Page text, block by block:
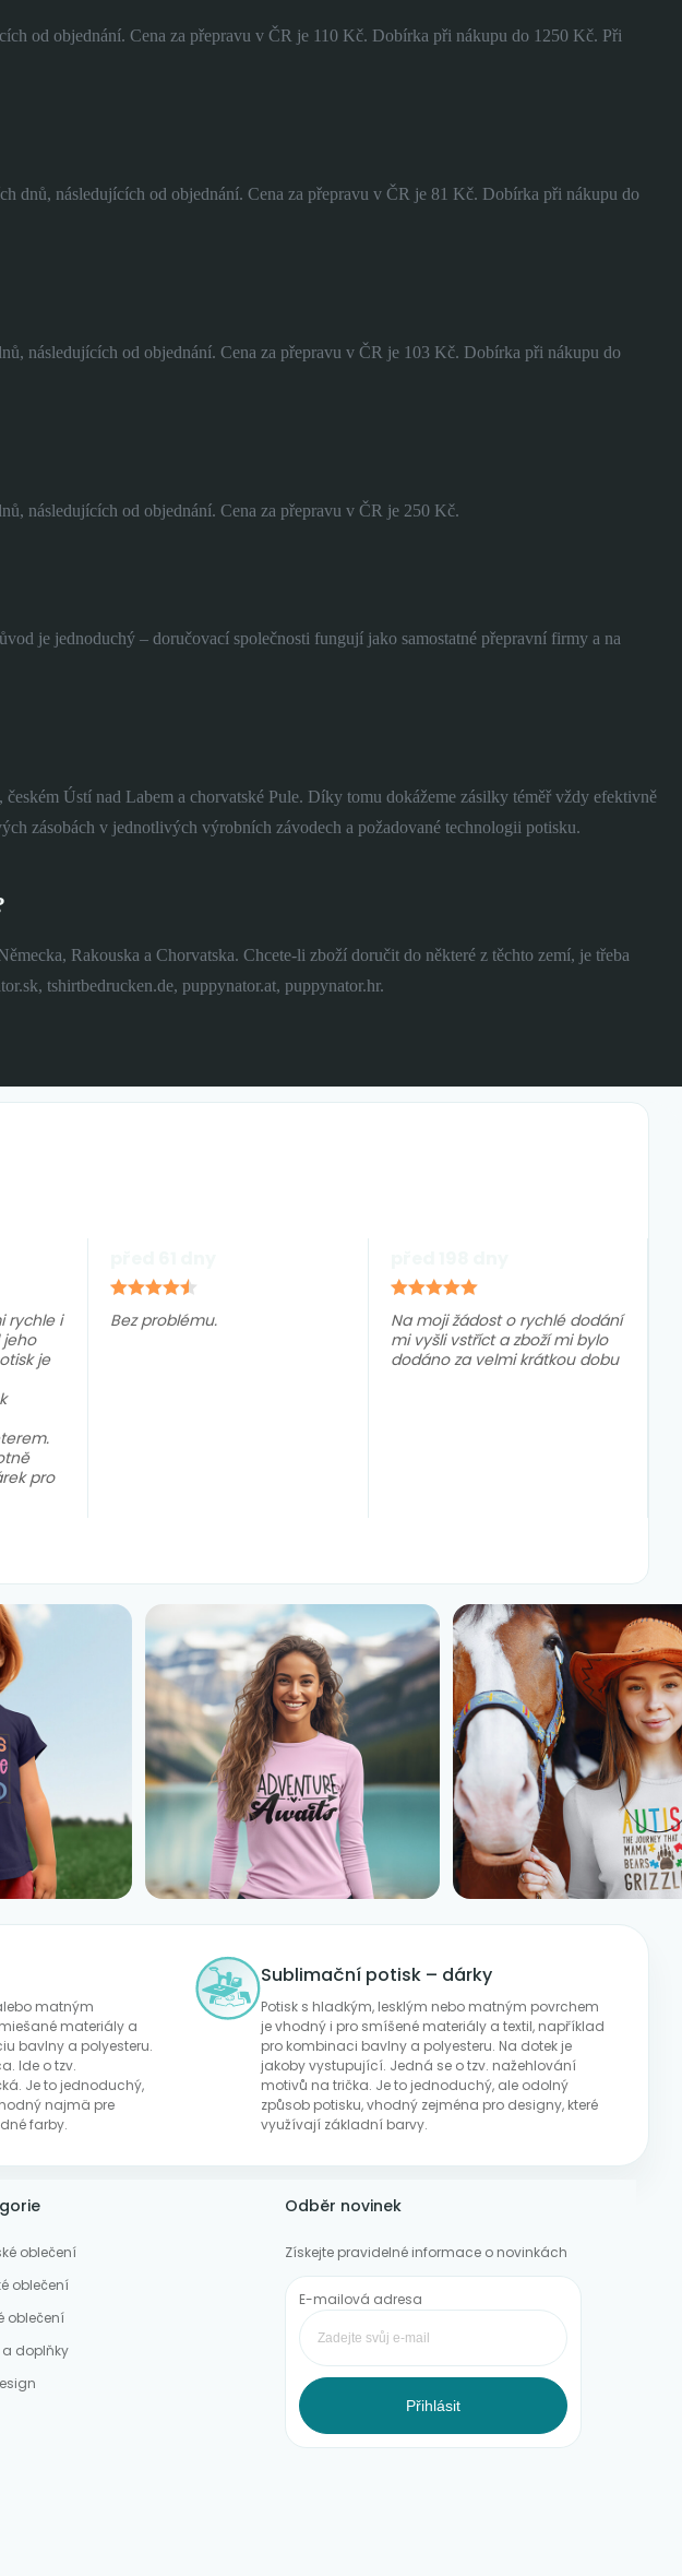
od objednání. Cena za přepravu v ČR je 110 Kč. Dobírka při nákupu do 1250 Kč. Při
dnů, následujících od objednání. Cena za přepravu v ČR je 81 Kč. Dobírka při nákupu do
následujících od objednání. Cena za přepravu v ČR je 103 Kč. Dobírka při nákupu do
následujících od objednání. Cena za přepravu v ČR je 250 Kč.
je jednoduchý – doručovací společnosti fungují jako samostatné přepravní firmy a na
Ústí nad Labem a chorvatské Pule. Díky tomu dokážeme zásilky téměř vždy efektivně
zásobách v jednotlivých výrobních závodech a požadované technologii potisku.
Rakouska a Chorvatska. Chcete-li zboží doručit do některé z těchto zemí, je třeba
tshirtbedrucken.de, puppynator.at, puppynator.hr.
rychle i
jeho
je
pro
Bez problému.
Na moji žádost o rychlé dodání
mi vyšli vstříct a zboží mi bylo
dodáno za velmi krátkou dobu
matným
materiály a
bavlny a polyesteru.
Ide o tzv.
Je to jednoduchý,
najmä pre
farby.
Sublimační potisk – dárky
Potisk s hladkým, lesklým nebo matným povrchem
je vhodný i pro smíšené materiály a textil, například
pro kombinaci bavlny a polyesteru. Na dotek je
jakoby vystupující. Jedná se o tzv. nažehlování
motivů na trička. Je to jednoduchý, ale odolný
způsob potisku, vhodný zejména pro designy, které
využívají základní barvy.
oblečení
oblečení
oblečení
a doplňky
Odběr novinek
Získejte pravidelné informace o novinkách
E-mailová adresa
Přihlásit